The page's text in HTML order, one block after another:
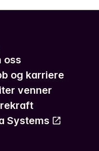
oss
og karriere
venner
Systems